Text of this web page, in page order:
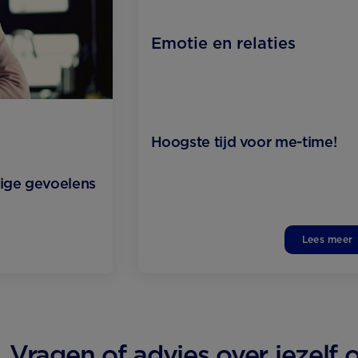
gevoelens
Emotie en relaties
Hoogste tijd voor me-time!
Lees meer